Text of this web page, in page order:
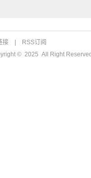
接
RSS订阅
© 2025 All Right